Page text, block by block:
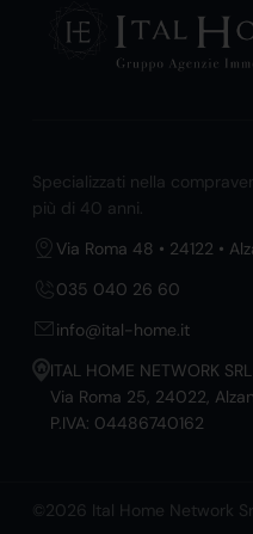
Specializzati nella
più di 40 anni.
Via Roma 48 • 24122 •
035 040 26 60
info@ital-home.it
ITAL HOME NETWORK SRL
Via Roma 25, 24022,
P.IVA: 04486740162
©2026 Ital Home Network